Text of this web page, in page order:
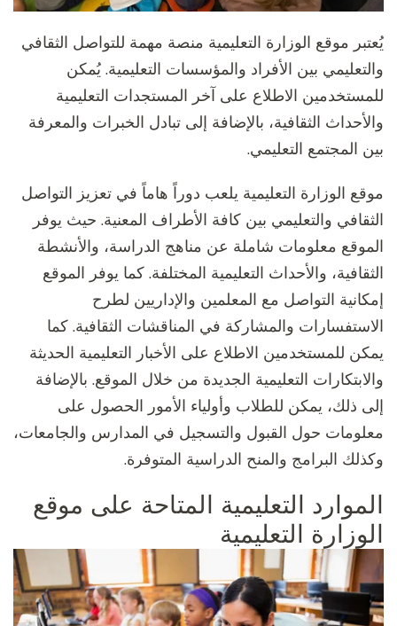
يُعتبر موقع الوزارة التعليمية منصة مهمة للتواصل الثقافي
والتعليمي بين الأفراد والمؤسسات التعليمية. يُمكن
للمستخدمين الاطلاع على آخر المستجدات التعليمية
والأحداث الثقافية، بالإضافة إلى تبادل الخبرات والمعرفة
بين المجتمع التعليمي.
موقع الوزارة التعليمية يلعب دوراً هاماً في تعزيز التواصل
الثقافي والتعليمي بين كافة الأطراف المعنية. حيث يوفر
الموقع معلومات شاملة عن مناهج الدراسة، والأنشطة
الثقافية، والأحداث التعليمية المختلفة. كما يوفر الموقع
إمكانية التواصل مع المعلمين والإداريين لطرح
الاستفسارات والمشاركة في المناقشات الثقافية. كما
يمكن للمستخدمين الاطلاع على الأخبار التعليمية الحديثة
والابتكارات التعليمية الجديدة من خلال الموقع. بالإضافة
إلى ذلك، يمكن للطلاب وأولياء الأمور الحصول على
معلومات حول القبول والتسجيل في المدارس والجامعات،
وكذلك البرامج والمنح الدراسية المتوفرة.
الموارد التعليمية المتاحة على موقع
الوزارة التعليمية